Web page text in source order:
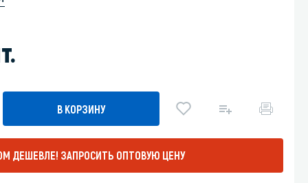
В КОРЗИНУ
ДЕШЕВЛЕ! ЗАПРОСИТЬ ОПТОВУЮ ЦЕНУ